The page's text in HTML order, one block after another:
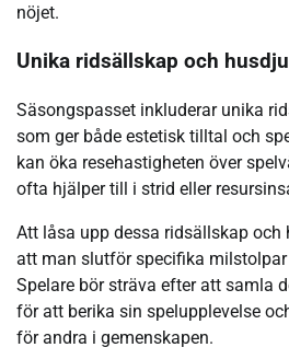
nöjet.
Unika ridsällskap och
Säsongspasset inkluderar unika
som ger både estetisk tilltal och
kan öka resehastigheten över
ofta hjälper till i strid eller
Att låsa upp dessa ridsällskap
att man slutför specifika
Spelare bör sträva efter att samla
för att berika sin spelupplevelse
för andra i gemenskapen.